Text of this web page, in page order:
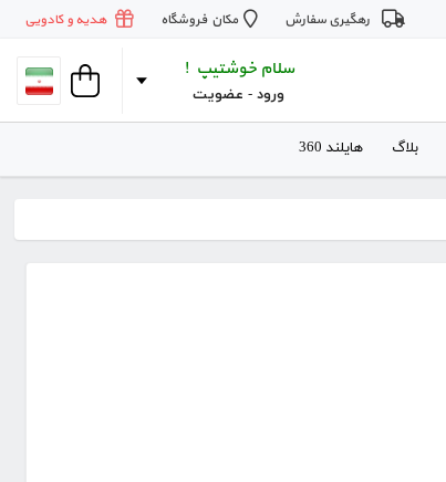
رهگیری سفارش مکان فروشگاه هدیه و کادویی
سلام خوشتیپ !
ورود - عضویت
بلاگ هایلند 360